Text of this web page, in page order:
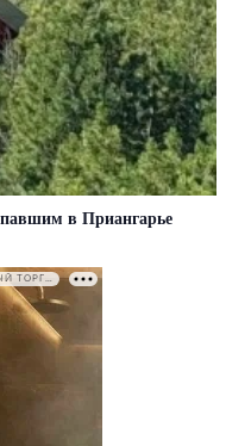
в Приангарье
РЕКЛАМА • ООО СТРОИТЕЛЬНЫЙ ТОРГОВЫЙ ДОМ «ПЕТРОВИЧ». ИНН: 7802348846